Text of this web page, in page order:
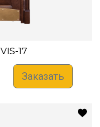
VIS-17
Заказать